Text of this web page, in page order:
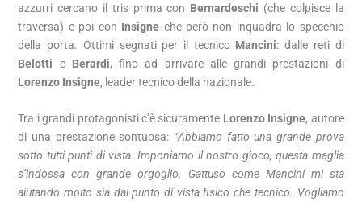
azzurri cercano il tris prima con Bernardeschi (che colpisce la
traversa) e poi con Insigne che però non inquadra lo specchio
della porta. Ottimi segnati per il tecnico Mancini: dalle reti di
Belotti e Berardi, fino ad arrivare alle grandi prestazioni di
Lorenzo Insigne, leader tecnico della nazionale.
Tra i grandi protagonisti c’è sicuramente Lorenzo Insigne, autore
di una prestazione sontuosa: “Abbiamo fatto una grande prova
sotto tutti punti di vista. Imponiamo il nostro gioco, questa maglia
s’indossa con grande orgoglio. Gattuso come Mancini mi sta
aiutando molto sia dal punto di vista fisico che tecnico. Vogliamo